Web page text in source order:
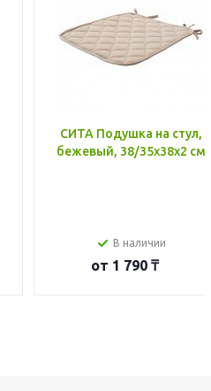
СИТА Подушка на стул,
бежевый, 38/35x38x2 см
В наличии
от 1 790 ₸